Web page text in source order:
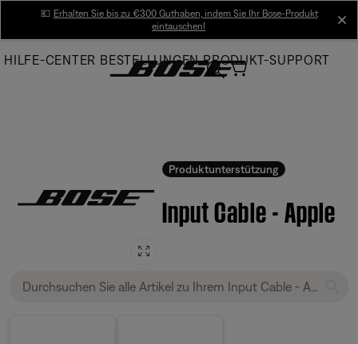
Main
💶 Erhalten Sie bis zu €300 Guthaben, indem Sie Ihr Bose-Produkt
eintauschen!
HILFE-CENTER BESTELLUNGEN PRODUKT-SUPPORT
Produktunterstützung
Input Cable - Apple